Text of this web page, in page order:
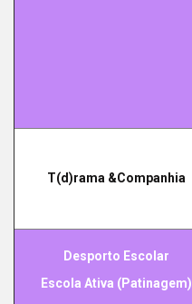
T(d)rama &Companhia
Desporto Escolar
Escola Ativa (Patinagem)